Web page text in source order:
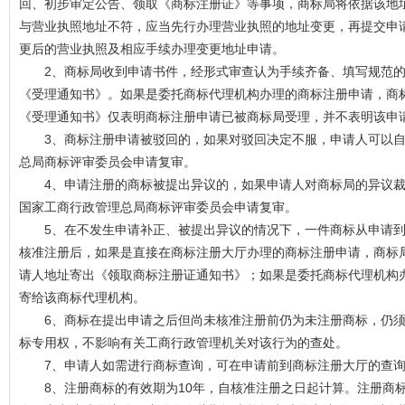
回、初步审定公告、领取《商标注册证》等事项，商标局将依据该
与营业执照地址不符，应当先行办理营业执照的地址变更，再提交
更后的营业执照及相应手续办理变更地址申请。
2、商标局收到申请书件，经形式审查认为手续齐备、填写规范
《受理通知书》。如果是委托商标代理机构办理的商标注册申请，
《受理通知书》仅表明商标注册申请已被商标局受理，并不表明该
3、商标注册申请被驳回的，如果对驳回决定不服，申请人可以
总局商标评审委员会申请复审。
4、申请注册的商标被提出异议的，如果申请人对商标局的异议
国家工商行政管理总局商标评审委员会申请复审。
5、在不发生申请补正、被提出异议的情况下，一件商标从申请
核准注册后，如果是直接在商标注册大厅办理的商标注册申请，商
请人地址寄出《领取商标注册证通知书》；如果是委托商标代理机
寄给该商标代理机构。
6、商标在提出申请之后但尚未核准注册前仍为未注册商标，仍
标专用权，不影响有关工商行政管理机关对该行为的查处。
7、申请人如需进行商标查询，可在申请前到商标注册大厅的查
8、注册商标的有效期为10年，自核准注册之日起计算。注册商